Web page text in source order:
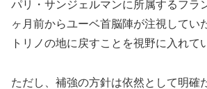
パリ・サンジェルマンに所属するフラ
ヶ月前からユーベ首脳陣が注視してい
トリノの地に戻すことを視野に入れて
ただし、補強の方針は依然として明確